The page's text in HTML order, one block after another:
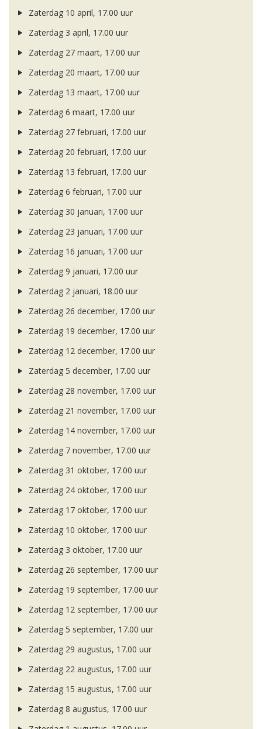
Zaterdag 10 april, 17.00 uur
Zaterdag 3 april, 17.00 uur
Zaterdag 27 maart, 17.00 uur
Zaterdag 20 maart, 17.00 uur
Zaterdag 13 maart, 17.00 uur
Zaterdag 6 maart, 17.00 uur
Zaterdag 27 februari, 17.00 uur
Zaterdag 20 februari, 17.00 uur
Zaterdag 13 februari, 17.00 uur
Zaterdag 6 februari, 17.00 uur
Zaterdag 30 januari, 17.00 uur
Zaterdag 23 januari, 17.00 uur
Zaterdag 16 januari, 17.00 uur
Zaterdag 9 januari, 17.00 uur
Zaterdag 2 januari, 18.00 uur
Zaterdag 26 december, 17.00 uur
Zaterdag 19 december, 17.00 uur
Zaterdag 12 december, 17.00 uur
Zaterdag 5 december, 17.00 uur
Zaterdag 28 november, 17.00 uur
Zaterdag 21 november, 17.00 uur
Zaterdag 14 november, 17.00 uur
Zaterdag 7 november, 17.00 uur
Zaterdag 31 oktober, 17.00 uur
Zaterdag 24 oktober, 17.00 uur
Zaterdag 17 oktober, 17.00 uur
Zaterdag 10 oktober, 17.00 uur
Zaterdag 3 oktober, 17.00 uur
Zaterdag 26 september, 17.00 uur
Zaterdag 19 september, 17.00 uur
Zaterdag 12 september, 17.00 uur
Zaterdag 5 september, 17.00 uur
Zaterdag 29 augustus, 17.00 uur
Zaterdag 22 augustus, 17.00 uur
Zaterdag 15 augustus, 17.00 uur
Zaterdag 8 augustus, 17.00 uur